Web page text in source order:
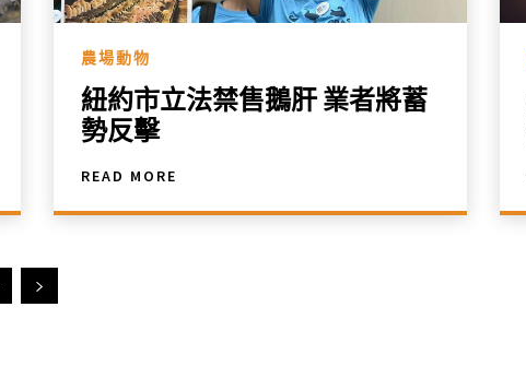
農場動物
紐約市立法禁售鵝肝 業者將蓄
勢反擊
READ MORE